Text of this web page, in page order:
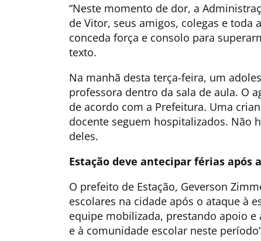
“Neste momento de dor, a
de Vitor, seus amigos, colegas e toda
conceda força e consolo para
texto.
Na manhã desta terça-feira, um
professora dentro da sala de aula. O
de acordo com a Prefeitura. Uma
docente seguem hospitalizados. Não
deles.
Estação deve antecipar férias após
O prefeito de Estação, Geverson
escolares na cidade após o ataque à
equipe mobilizada, prestando apoio
e à comunidade escolar neste